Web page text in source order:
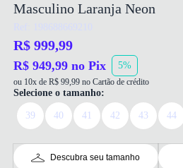
Masculino Laranja Neon
Ref: 198688669210
R$ 999,99
R$ 949,99 no Pix 5%
ou 10x de R$ 99,99 no Cartão de crédito
Selecione o tamanho:
39 40 41 42 43 44
Descubra seu tamanho